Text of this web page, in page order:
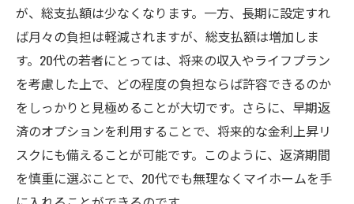
が、総支払額は少なくなります。一方、長期に設定すれ
ば月々の負担は軽減されますが、総支払額は増加しま
す。20代の若者にとっては、将来の収入やライフプラン
を考慮した上で、どの程度の負担ならば許容できるのか
をしっかりと見極めることが大切です。さらに、早期返
済のオプションを利用することで、将来的な金利上昇リ
スクにも備えることが可能です。このように、返済期間
を慎重に選ぶことで、20代でも無理なくマイホームを手